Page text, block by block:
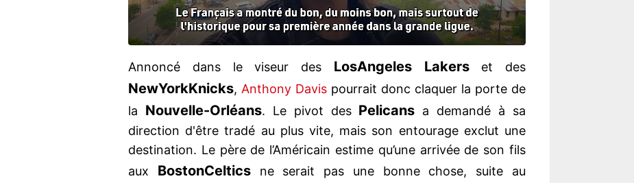
Annoncé dans le viseur des LosAngeles Lakerset des
NewYorkKnicks, Anthony Davis pourrait donc claquer la porte de
la Nouvelle-Orléans. Le pivot des Pelicans a demandé à sa
direction d'être tradé au plus vite, mais son entourage exclut une
destination. Le père de l’Américain estime qu’une arrivée de son fils
aux BostonCelticsne serait pas une bonne chose, suite au